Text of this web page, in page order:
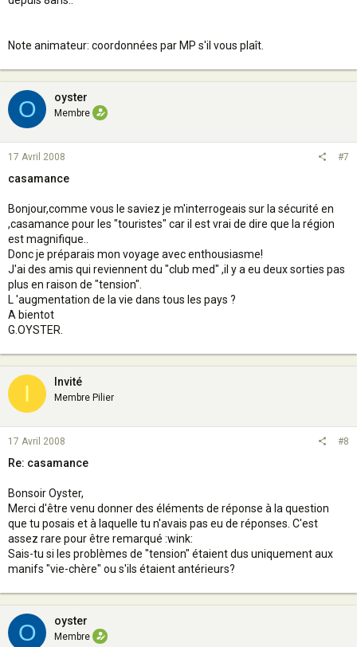
Note animateur: coordonnées par MP s'il vous plaît.
O oyster
Membre
17 Avril 2008 #7
casamance
Bonjour,comme vous le saviez je m'interrogeais sur la sécurité en
,casamance pour les "touristes" car il est vrai de dire que la région
est magnifique..
Donc je préparais mon voyage avec enthousiasme!
J'ai des amis qui reviennent du "club med" ,il y a eu deux sorties pas
plus en raison de "tension".
L 'augmentation de la vie dans tous les pays ?
A bientot
G.OYSTER.
I Invité
Membre Pilier
17 Avril 2008 #8
Re: casamance
Bonsoir Oyster,
Merci d'être venu donner des éléments de réponse à la question
que tu posais et à laquelle tu n'avais pas eu de réponses. C'est
assez rare pour être remarqué :wink:
Sais-tu si les problèmes de "tension" étaient dus uniquement aux
manifs "vie-chère" ou s'ils étaient antérieurs?
O oyster
Membre